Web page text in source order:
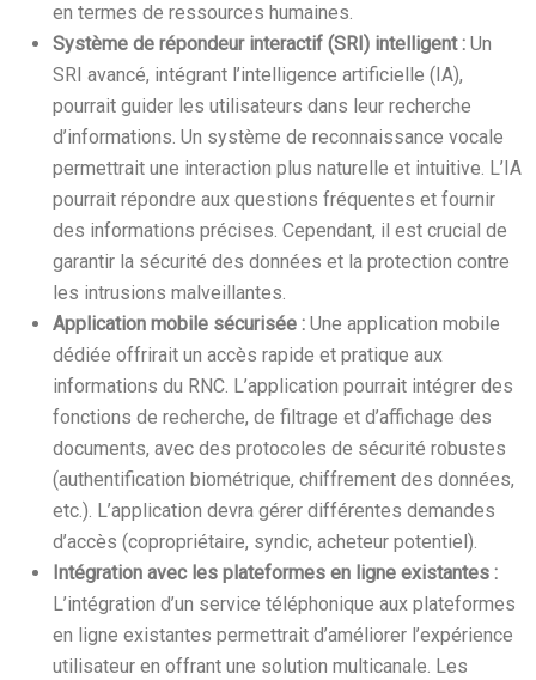
en termes de ressources humaines.
Système de répondeur interactif (SRI) intelligent : Un
SRI avancé, intégrant l’intelligence artificielle (IA),
pourrait guider les utilisateurs dans leur recherche
d’informations. Un système de reconnaissance vocale
permettrait une interaction plus naturelle et intuitive. L’IA
pourrait répondre aux questions fréquentes et fournir
des informations précises. Cependant, il est crucial de
garantir la sécurité des données et la protection contre
les intrusions malveillantes.
Application mobile sécurisée : Une application mobile
dédiée offrirait un accès rapide et pratique aux
informations du RNC. L’application pourrait intégrer des
fonctions de recherche, de filtrage et d’affichage des
documents, avec des protocoles de sécurité robustes
(authentification biométrique, chiffrement des données,
etc.). L’application devra gérer différentes demandes
d’accès (copropriétaire, syndic, acheteur potentiel).
Intégration avec les plateformes en ligne existantes :
L’intégration d’un service téléphonique aux plateformes
en ligne existantes permettrait d’améliorer l’expérience
utilisateur en offrant une solution multicanale. Les